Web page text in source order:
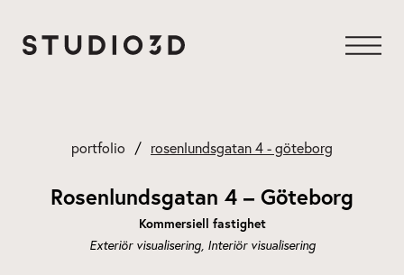
portfolio rosenlundsgatan 4 - göteborg
Rosenlundsgatan 4 – Göteborg
Kommersiell fastighet
Exteriör visualisering Interiör visualisering